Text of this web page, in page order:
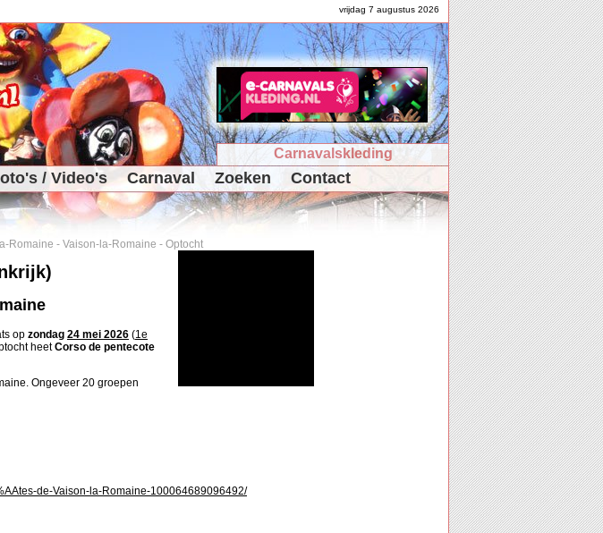
vrijdag 7 augustus 2026
Carnavalskleding
/ Video's Carnaval Zoeken Contact
Romaine - Vaison-la-Romaine - Optocht
op zondag 24 mei 2026 (1e
heetCorso de pentecote
Ongeveer 20 groepen
de-Vaison-la-Romaine-100064689096492/